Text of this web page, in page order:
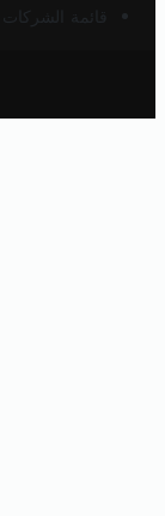
قائمة الشركات